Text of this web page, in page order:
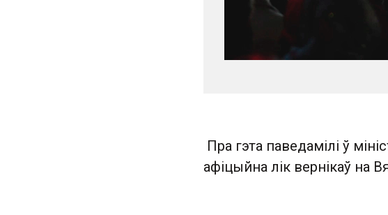
Пра гэта паведамілі ў
афіцыйна лік вернікаў на